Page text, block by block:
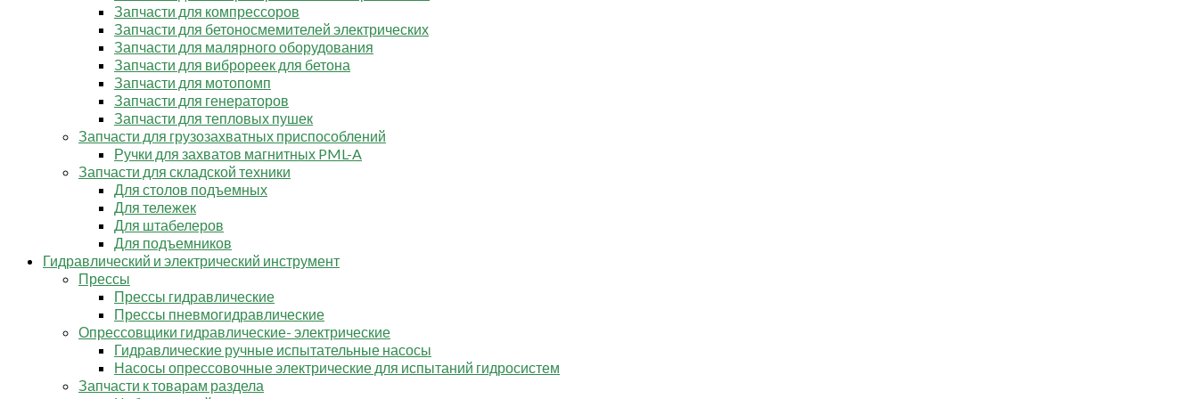
Запчасти для компрессоров
Запчасти для бетоносмемителей электрических
Запчасти для малярного оборудования
Запчасти для виброреек для бетона
Запчасти для мотопомп
Запчасти для генераторов
Запчасти для тепловых пушек
Запчасти для грузозахватных приспособлений
Ручки для захватов магнитных PML-A
Запчасти для складской техники
Для столов подъемных
Для тележек
Для штабелеров
Для подъемников
Гидравлический и электрический инструмент
Прессы
Прессы гидравлические
Прессы пневмогидравлические
Опрессовщики гидравлические- электрические
Гидравлические ручные испытательные насосы
Насосы опрессовочные электрические для испытаний гидросистем
Запчасти к товарам раздела